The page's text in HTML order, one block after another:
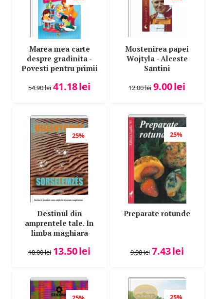
Marea mea carte
despre gradinita -
Povesti pentru primii
54.90lei 41.18lei
Mostenirea papei
Wojtyla - Alceste
Santini
12.00lei 9.00lei
25%
Destinul din
amprentele tale. In
limba maghiara
18.00lei 13.50lei
25%
Preparate rotunde
9.90lei 7.43lei
25%